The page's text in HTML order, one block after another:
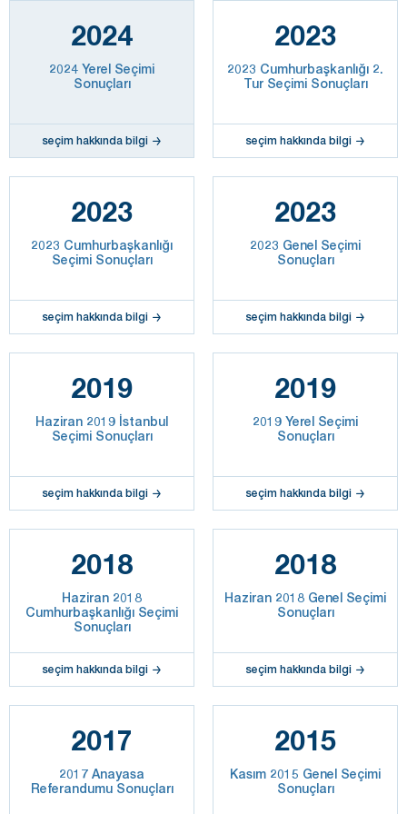
2024
2024 Yerel Seçimi
Sonuçları
seçim hakkında bilgi
2023
2023 Cumhurbaşkanlığı 2.
Tur Seçimi Sonuçları
seçim hakkında bilgi
2023
2023 Cumhurbaşkanlığı
Seçimi Sonuçları
seçim hakkında bilgi
2023
2023 Genel Seçimi
Sonuçları
seçim hakkında bilgi
2019
Haziran 2019 İstanbul
Seçimi Sonuçları
seçim hakkında bilgi
2019
2019 Yerel Seçimi
Sonuçları
seçim hakkında bilgi
2018
Haziran 2018
Cumhurbaşkanlığı Seçimi
Sonuçları
seçim hakkında bilgi
2018
Haziran 2018 Genel Seçimi
Sonuçları
seçim hakkında bilgi
2017
2017 Anayasa
Referandumu Sonuçları
2015
Kasım 2015 Genel Seçimi
Sonuçları